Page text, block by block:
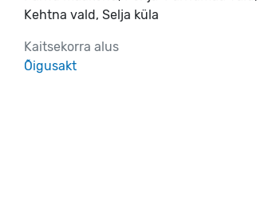
Kehtna vald, Selja küla
Kaitsekorra alus
Õigusakt